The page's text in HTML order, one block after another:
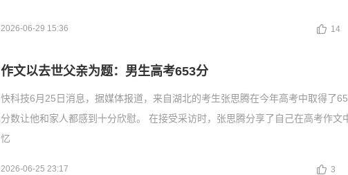
2026-06-29 15:36 14
作文以去世父亲为题：男生高考653分
快科技6月25日消息，据媒体报道，来自湖北的考生张思腾在今年高考中取得了
分数让他和家人都感到十分欣慰。 在接受采访时，张思腾分享了自己在高考作文
忆
2026-06-25 23:17 3